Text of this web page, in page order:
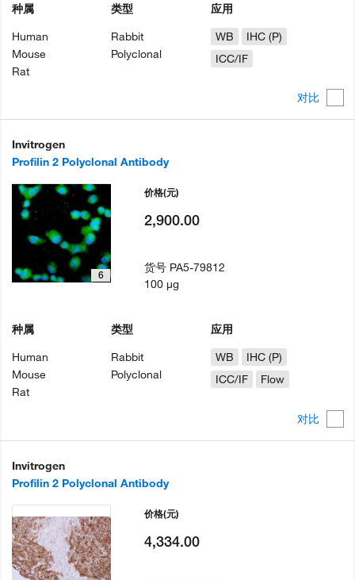
对比
种属
Human
Mouse
Rat
类型
Rabbit
Polyclonal
应用
WB
IHC (P)
ICC/IF
Invitrogen
Profilin 2 Polyclonal Antibody
对比
6
种属
Human
Mouse
Rat
类型
Rabbit
Polyclonal
应用
WB
IHC (P)
ICC/IF
Flow
价格(元)
2,900.00
货号 PA5-79812
100 µg
Invitrogen
Profilin 2 Polyclonal Antibody
价格(元)
4,334.00